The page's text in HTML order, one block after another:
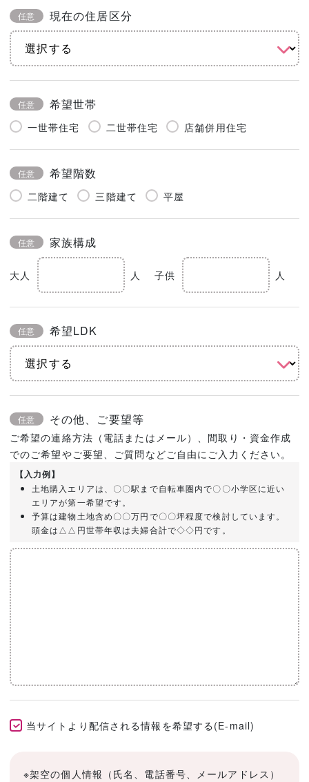
任意 現在の住居区分
任意 希望世帯
一世帯住宅 二世帯住宅 店舗併用住宅
任意 希望階数
二階建て 三階建て 平屋
任意 家族構成
大人 人 子供 人
任意 希望LDK
任意 その他、ご要望等
ご希望の連絡方法（電話またはメール）、間取り・資金作成
でのご希望やご要望、ご質問などご自由にご入力ください。
【入力例】
土地購入エリアは、〇〇駅まで自転車圏内で〇〇小学区に近い
エリアが第一希望です。
予算は建物土地含め〇〇万円で〇〇坪程度で検討しています。
頭金は△△円世帯年収は夫婦合計で◇◇円です。
当サイトより配信される情報を希望する(E-mail)
※架空の個人情報（氏名、電話番号、メールアドレス）